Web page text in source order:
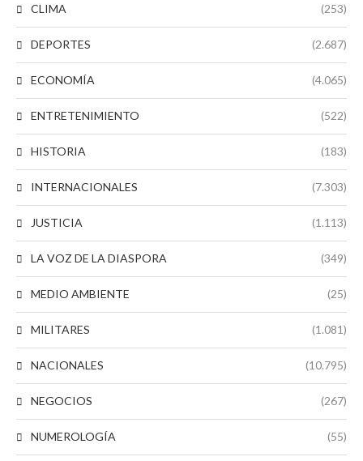
CLIMA (253)
DEPORTES (2.687)
ECONOMÍA (4.065)
ENTRETENIMIENTO (522)
HISTORIA (183)
INTERNACIONALES (7.303)
JUSTICIA (1.113)
LA VOZ DE LA DIASPORA (349)
MEDIO AMBIENTE (25)
MILITARES (1.081)
NACIONALES (10.795)
NEGOCIOS (267)
NUMEROLOGÍA (55)